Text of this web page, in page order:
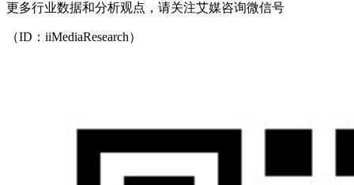
更多行业数据和分析观点，请关注艾媒咨询微信号
（ID：iiMediaResearch）